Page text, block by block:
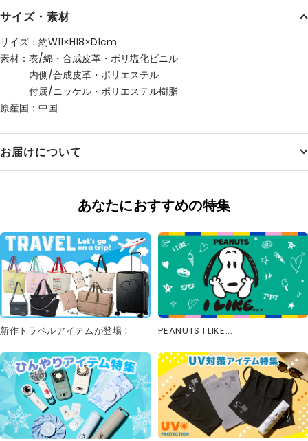
サイズ・素材
サイズ：約W11×H18×D1cm
素材：表/綿・合成皮革・ポリ塩化ビニル
内側/合成皮革・ポリエステル
付属/ニッケル・ポリエステル樹脂
原産国：中国
お届けについて
あなたにおすすめの特集
新作トラベルアイテムが登場！ PEANUTS I LIKE...